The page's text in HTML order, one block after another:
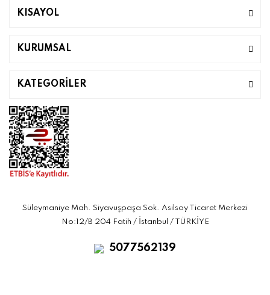
KISAYOL
KURUMSAL
KATEGORİLER
Süleymaniye Mah. Siyavuşpaşa Sok. Asilsoy Ticaret Merkezi
No:12/B 204 Fatih / İstanbul / TÜRKİYE
5077562139